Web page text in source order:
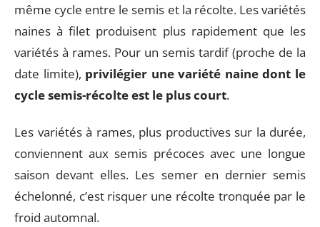
même cycle entre le semis et la récolte. Les variétés
naines à filet produisent plus rapidement que les
variétés à rames. Pour un semis tardif (proche de la
date limite), privilégier une variété naine dont le
cycle semis-récolte est le plus court.
Les variétés à rames, plus productives sur la durée,
conviennent aux semis précoces avec une longue
saison devant elles. Les semer en dernier semis
échelonné, c’est risquer une récolte tronquée par le
froid automnal.